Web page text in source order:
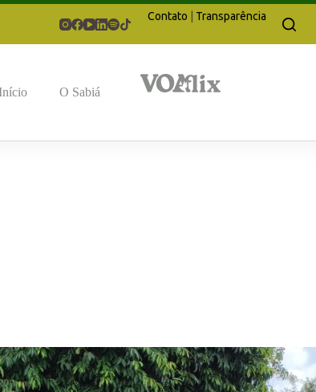
Contato | Transparência
Início O Sabiá